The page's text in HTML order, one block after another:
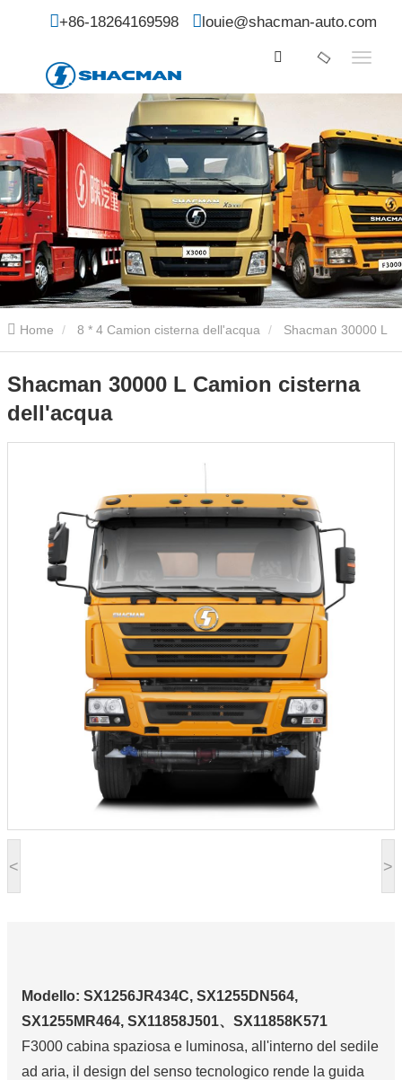
+86-18264169598 louie@shacman-auto.com
Home 8 * 4 Camion cisterna dell'acqua
< >
Shacman 30000 L Camion cisterna
dell'acqua
Modello: SX1256JR434C, SX1255DN564,
SX1255MR464, SX11858J501、SX11858K571
F3000 cabina spaziosa e luminosa, all'interno del sedile
ad aria, il design del senso tecnologico rende la guida